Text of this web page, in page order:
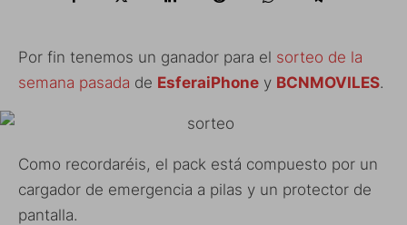
Por fin tenemos un ganador para el sorteo de la
semana pasada de EsferaiPhone y BCNMOVILES.
Como recordaréis, el pack está compuesto por un
cargador de emergencia a pilas y un protector de
pantalla.